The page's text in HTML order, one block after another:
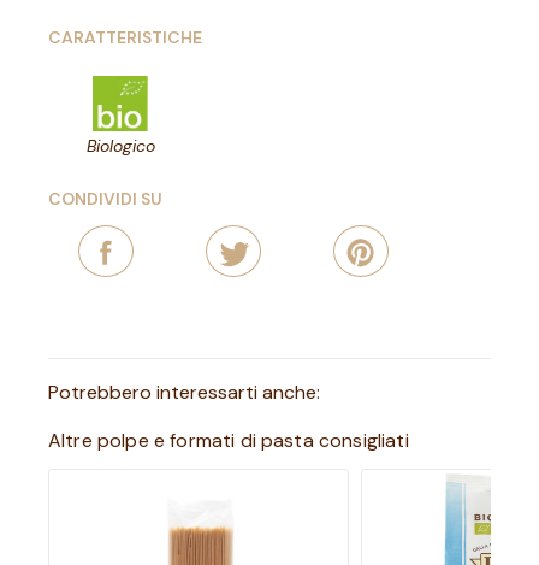
CARATTERISTICHE
Biologico
CONDIVIDI SU
Potrebbero interessarti anche:
Altre polpe e formati di pasta consigliati